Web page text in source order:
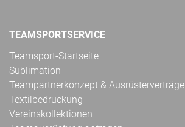
TEAMSPORTSERVICE
Teamsport-Startseite
Sublimation
Teampartnerkonzept & Ausrüsterverträge
Textilbedruckung
Vereinskollektionen